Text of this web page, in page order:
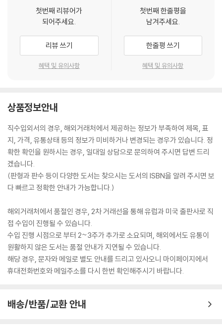
첫번째 리뷰어가
되어주세요.
리뷰 쓰기
혜택 및 유의사항
첫번째 한줄평을
남겨주세요.
한줄평 쓰기
혜택 및 유의사항
상품정보안내
직수입외서의 경우, 해외거래처에서 제공하는 정보가 부족하여 제목, 표
지, 가격, 유통상태 등의 정보가 미비하거나 변경되는 경우가 있습니다. 정
확한 확인을 원하시는 경우, 일대일 상담으로 문의하여 주시면 답변 드리
겠습니다.
(판형과 판수 등이 다양한 도서는 찾으시는 도서의 ISBN을 알려 주시면 보
다 빠르고 정확한 안내가 가능합니다.)
해외거래처에서 품절인 경우, 2차 거래선을 통해 유럽과 미국 출판사로 직
접 수입이 진행될 수 있습니다.
수입 진행 시점으로 부터 2~3주가 추가로 소요되며, 해외에서도 유통이
원활하지 않은 도서는 품절 안내가 지연될 수 있습니다.
해당 경우, 문자와 메일로 별도 안내를 드리고 있사오니 마이페이지에서
휴대전화번호와 메일주소를 다시 한번 확인해주시기 바랍니다.
배송/반품/교환 안내